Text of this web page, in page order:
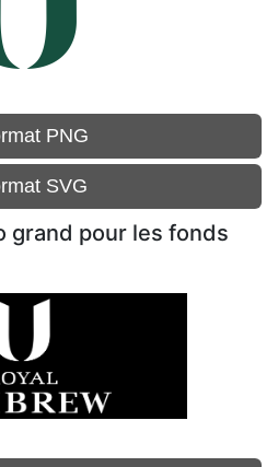
PNG
SVG
grand pour les fonds